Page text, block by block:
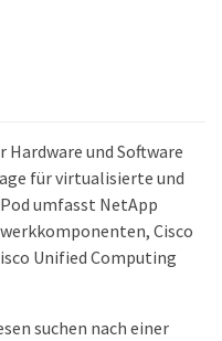
und Software
für virtualisierte und
umfasst NetApp
Cisco
Unified Computing
suchen nach einer